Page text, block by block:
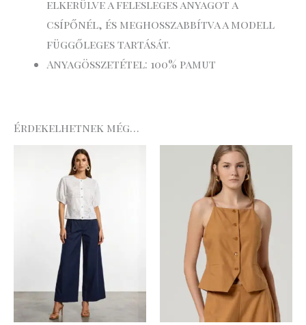
elkerülve a felesleges anyagot a
csípőnél, és meghosszabbítva a modell
függőleges tartását.
Anyagösszetétel: 100% pamut
Érdekelhetnek még…
Original
price
was:
21
.990 Ft.